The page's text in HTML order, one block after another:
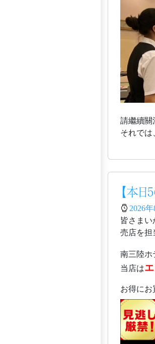
請繼續關
それでは
【本
2026年
皆さまい
売店を
南三陸ホ
当店は
お得にお